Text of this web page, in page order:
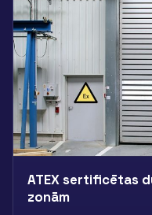
ATEX sertificētas
zonām